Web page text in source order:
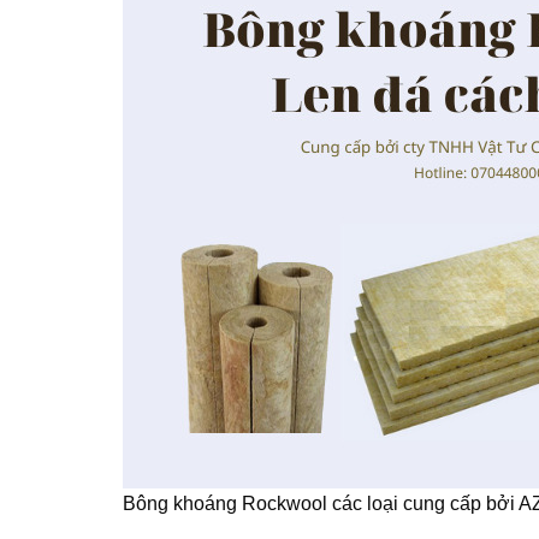
Bông khoáng Rockwool các loại cung cấp bởi